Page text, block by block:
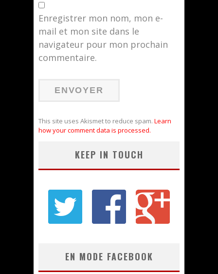
Enregistrer mon nom, mon e-
mail et mon site dans le
navigateur pour mon prochain
commentaire.
This site uses Akismet to reduce spam. Learn
how your comment data is processed.
KEEP IN TOUCH
EN MODE FACEBOOK